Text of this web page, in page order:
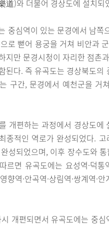
道)와 더불어 경상도에 설치되
중심역이 있는 문경에서 남
로 뻗어 용궁을 거쳐 비안과
지만 문경시청이 자리한 점촌
된다. 즉 유곡도는 경상북도
구간, 문경에서 예천군을 거
개편하는 과정에서 경상도
종적인 역로가 완성되었다.
성되었으며, 이후 장수도와
면 유곡도에는 요성역·덕통
향역·안곡역·상림역·쌍계역
개편되면서 유곡도에는 중